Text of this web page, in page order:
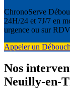
ChronoServe
24H/24 et 7J/7 en
urgence ou sur
Appeler un
Nos
Neuilly-en-